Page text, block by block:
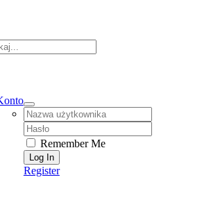
Username:
Password:
Remember Me
Register